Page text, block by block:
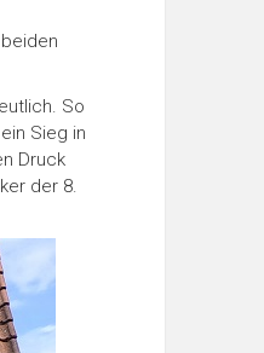
So
Sieg in
Druck
der 8.